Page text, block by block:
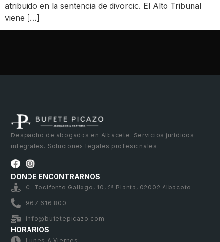
atribuido en la sentencia de divorcio. El Alto Tribunal
viene […]
Despacho de abogados en Albacete. Servicios jurídicos
integrales. Soluciones legales profesionales.
DONDE ENCONTRARNOS
C. Tesifonte Gallego, 10, 2ª Planta, 02002 Albacete
967 616 800
info@bufetepicazo.com
HORARIOS
Lunes A Viernes: